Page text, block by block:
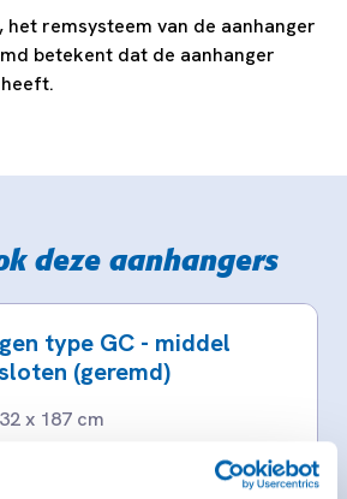
het remsysteem van de aanhanger
betekent dat de aanhanger
deze aanhangers
type GC - middel
(geremd)
x 187 cm